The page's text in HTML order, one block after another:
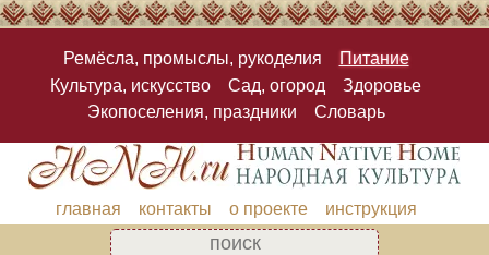
Ремёсла, промыслы, рукоделия
Питание
Культура, искусство
Сад, огород
Здоровье
Экопоселения, праздники
Словарь
главная контакты о проекте инструкция